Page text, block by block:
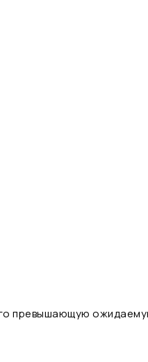
превышающую